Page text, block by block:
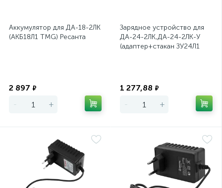
Аккумулятор для ДА-18-2ЛК
(АКБ18Л1 TMG) Ресанта
2 897 ₽
- +
Зарядное устройство для
ДА-24-2ЛК,ДА-24-2ЛК-У
(адаптер+стакан ЗУ24Л1
1 277,88 ₽
- +